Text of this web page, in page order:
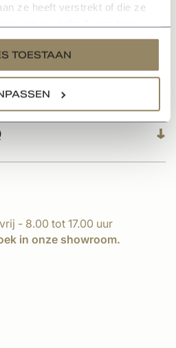
ze heeft verstrekt of die ze
TOESTAAN
- 8.00 tot 17.00 uur
in onze showroom.